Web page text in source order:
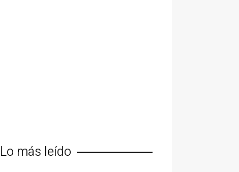
Lo más leído